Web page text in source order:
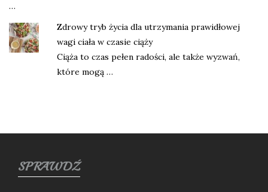
…
Zdrowy tryb życia dla utrzymania prawidłowej
wagi ciała w czasie ciąży
Ciąża to czas pełen radości, ale także wyzwań,
które mogą …
SPRAWDŹ